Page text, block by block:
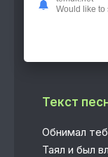
Текст
Обнимал
Таял и был
Would like to